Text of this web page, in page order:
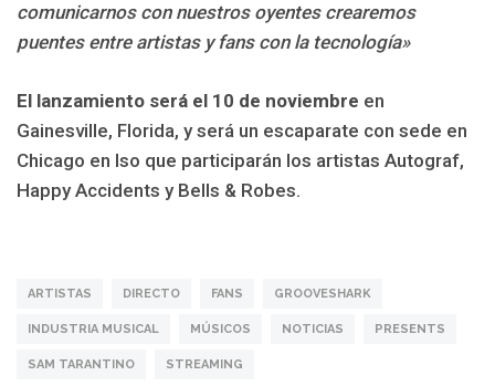
comunicarnos con nuestros oyentes crearemos
puentes entre artistas y fans con la tecnología»
El lanzamiento será el 10 de noviembre en
Gainesville, Florida, y será un escaparate con sede en
Chicago en lso que participarán los artistas Autograf,
Happy Accidents y Bells & Robes.
ARTISTAS DIRECTO FANS GROOVESHARK
INDUSTRIA MUSICAL MÚSICOS NOTICIAS PRESENTS
SAM TARANTINO STREAMING